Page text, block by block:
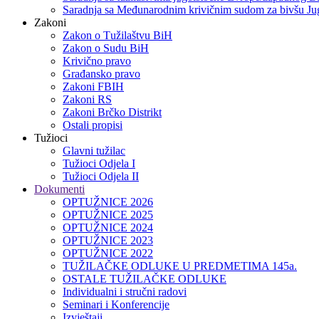
Saradnja sa Međunarodnim krivičnim sudom za bivšu
Zakoni
Zakon o Тužilaštvu BiH
Zakon o Sudu BiH
Krivično pravo
Građansko pravo
Zakoni FBIH
Zakoni RS
Zakoni Brčko Distrikt
Ostali propisi
Tužioci
Glavni tužilac
Tužioci Odjela I
Tužioci Odjela II
Dokumenti
OPTUŽNICE 2026
OPTUŽNICE 2025
OPTUŽNICE 2024
OPTUŽNICE 2023
OPTUŽNICE 2022
TUŽILAČKE ODLUKE U PREDMETIMA 145a.
OSTALE TUŽILAČKE ODLUKE
Individualni i stručni radovi
Seminari i Konferencije